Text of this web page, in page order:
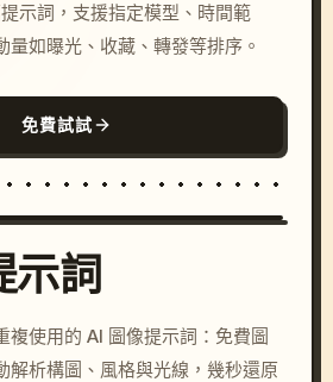
示詞，支援指定模型、時間範
量如曝光、收藏、轉發等排序。
免費試試
c, cyberpunk sunset, neon
colors, 8k --v 6.0
示詞
複使用的 AI 圖像提示詞：免費圖
解析構圖、風格與光線，幾秒還原